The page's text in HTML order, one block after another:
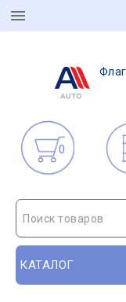
0
Поиск товаров
КАТАЛОГ